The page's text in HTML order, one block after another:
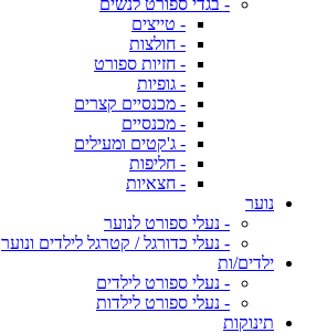
- טייצים
- חולצות
- חזיות ספורט
- גופיות
- מכנסיים קצרים
- מכנסיים
- ג'קטים ומעילים
- חליפות
- חצאיות
נוער
- נעלי ספורט לנוער
- נעלי כדורגל / קטרגל לילדים ונוער
ילדים/ות
- נעלי ספורט לילדים
- נעלי ספורט לילדות
תינוקות